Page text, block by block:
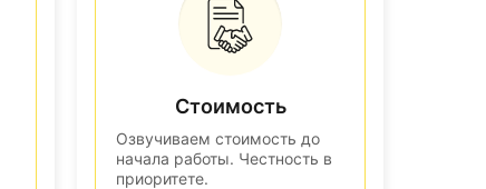
Стоимость
Озвучиваем стоимость до
начала работы. Честность в
приоритете.